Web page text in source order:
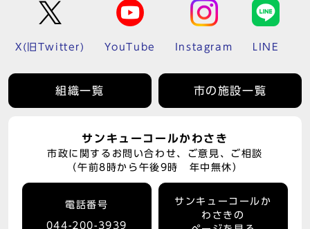
X(旧Twitter) YouTube Instagram LINE
組織一覧 市の施設一覧
サンキューコールかわさき
市政に関するお問い合わせ、ご意見、ご相談
（午前8時から午後9時 年中無休）
電話番号
044-200-3939
サンキューコールか
わさきの